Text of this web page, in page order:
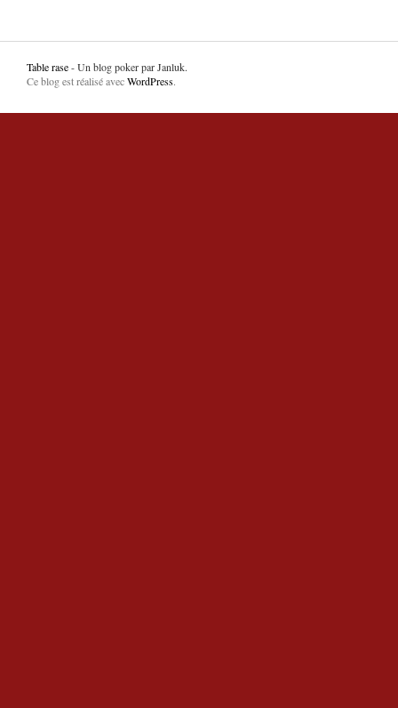
Table rase- Un blog poker par Janluk.
Ce blog est réalisé avecWordPress.